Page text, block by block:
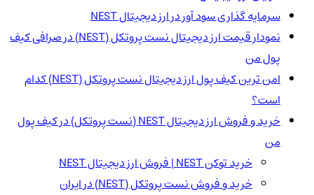
سرمایه گذاری سود آور در ارز دیجیتال NEST
نمودار قیمت ارز دیجیتال نست پروتکل (NEST) در صرافی کیف
پول من
امن ترین کیف پول ارز دیجیتال نست پروتکل (NEST) کدام
است؟
خرید و فروش ارز دیجیتال NEST (نست پروتکل) در کیف پول
من
خرید توکن NEST | فروش ارز دیجیتال NEST
خرید و فروش نست پروتکل (NEST) در ایران